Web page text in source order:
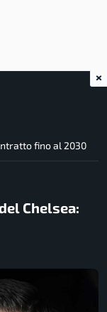
fino al 2030
Chelsea:
×